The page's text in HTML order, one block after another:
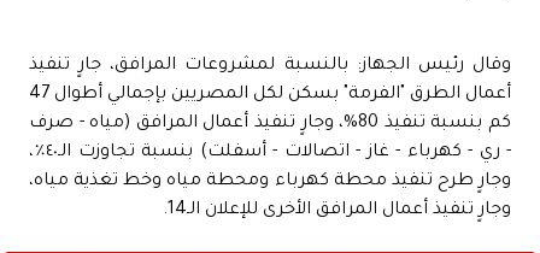
وقال رئيس الجهاز: بالنسبة لمشروعات المرافق، جارٍ تنفيذ
أعمال الطرق "الفرمة" بسكن لكل المصريين بإجمالي أطوال 47
كم بنسبة تنفيذ 80%، وجارٍ تنفيذ أعمال المرافق (مياه - صرف
- ري - كهرباء - غاز - اتصالات - أسفلت) بنسبة تجاوزت الـ٤٠٪،
وجارٍ طرح تنفيذ محطة كهرباء ومحطة مياه وخط تغذية مياه،
وجارٍ تنفيذ أعمال المرافق الأخرى للإعلان الـ14.